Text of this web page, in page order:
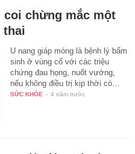
chừng mắc một
thai
U nang giáp móng là bệnh lý bẩm
sinh ở vùng cổ với các triệu
chứng đau họng, nuốt vướng,
nếu không điều trị kịp thời có…
SỨC KHỎE - 4 năm trước